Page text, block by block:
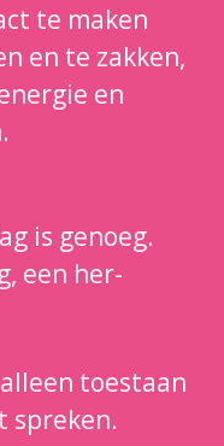
te maken
en te zakken,
en
is genoeg.
een her-
toestaan
spreken.